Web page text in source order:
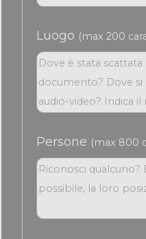
Luogo (max 200
Persone (max 800